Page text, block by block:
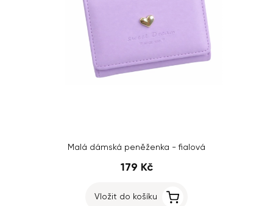
Malá dámská peněženka - fialová
179 Kč
Vložit do košíku